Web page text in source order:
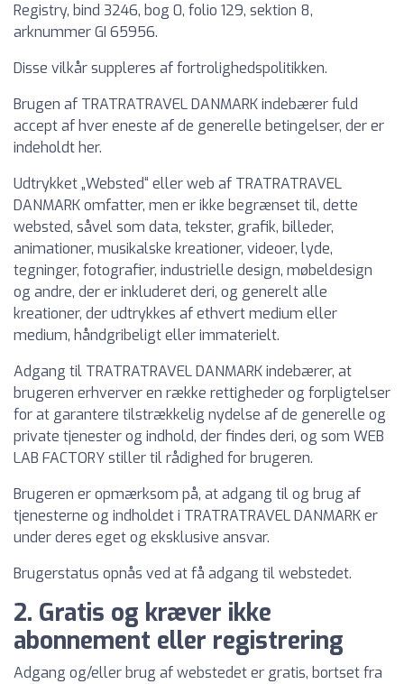
Registry, bind 3246, bog 0, folio 129, sektion 8,
arknummer GI 65956.
Disse vilkår suppleres af fortrolighedspolitikken.
Brugen af TRATRATRAVEL DANMARK indebærer fuld
accept af hver eneste af de generelle betingelser, der er
indeholdt her.
Udtrykket „Websted“ eller web af TRATRATRAVEL
DANMARK omfatter, men er ikke begrænset til, dette
websted, såvel som data, tekster, grafik, billeder,
animationer, musikalske kreationer, videoer, lyde,
tegninger, fotografier, industrielle design, møbeldesign
og andre, der er inkluderet deri, og generelt alle
kreationer, der udtrykkes af ethvert medium eller
medium, håndgribeligt eller immaterielt.
Adgang til TRATRATRAVEL DANMARK indebærer, at
brugeren erhverver en række rettigheder og forpligtelser
for at garantere tilstrækkelig nydelse af de generelle og
private tjenester og indhold, der findes deri, og som WEB
LAB FACTORY stiller til rådighed for brugeren.
Brugeren er opmærksom på, at adgang til og brug af
tjenesterne og indholdet i TRATRATRAVEL DANMARK er
under deres eget og eksklusive ansvar.
Brugerstatus opnås ved at få adgang til webstedet.
2. Gratis og kræver ikke
abonnement eller registrering
Adgang og/eller brug af webstedet er gratis, bortset fra